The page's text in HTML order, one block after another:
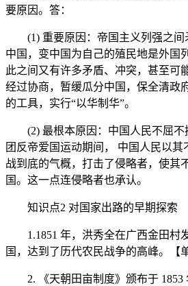
要原因。答：
(1) 重要原因：帝国主义列强之间
中国，变中国为自己的殖民地是外国
此之间又有许多矛盾、冲突，甚至可
经过协商，暂缓瓜分中国，保全清政
的工具，实行“以华制华”。
(2) 最根本原因：中国人民不屈不
团反帝爱国运动期间， 中国人民以其
战到底的气概，打击了侵略者，使其
国。这一点连侵略者也承认。
知识点2 对国家出路的早期探索
1.1851 年，洪秀全在广西金田村
国，达到了历代农民战争的高峰。【
2. 《天朝田亩制度》颁布于 1853